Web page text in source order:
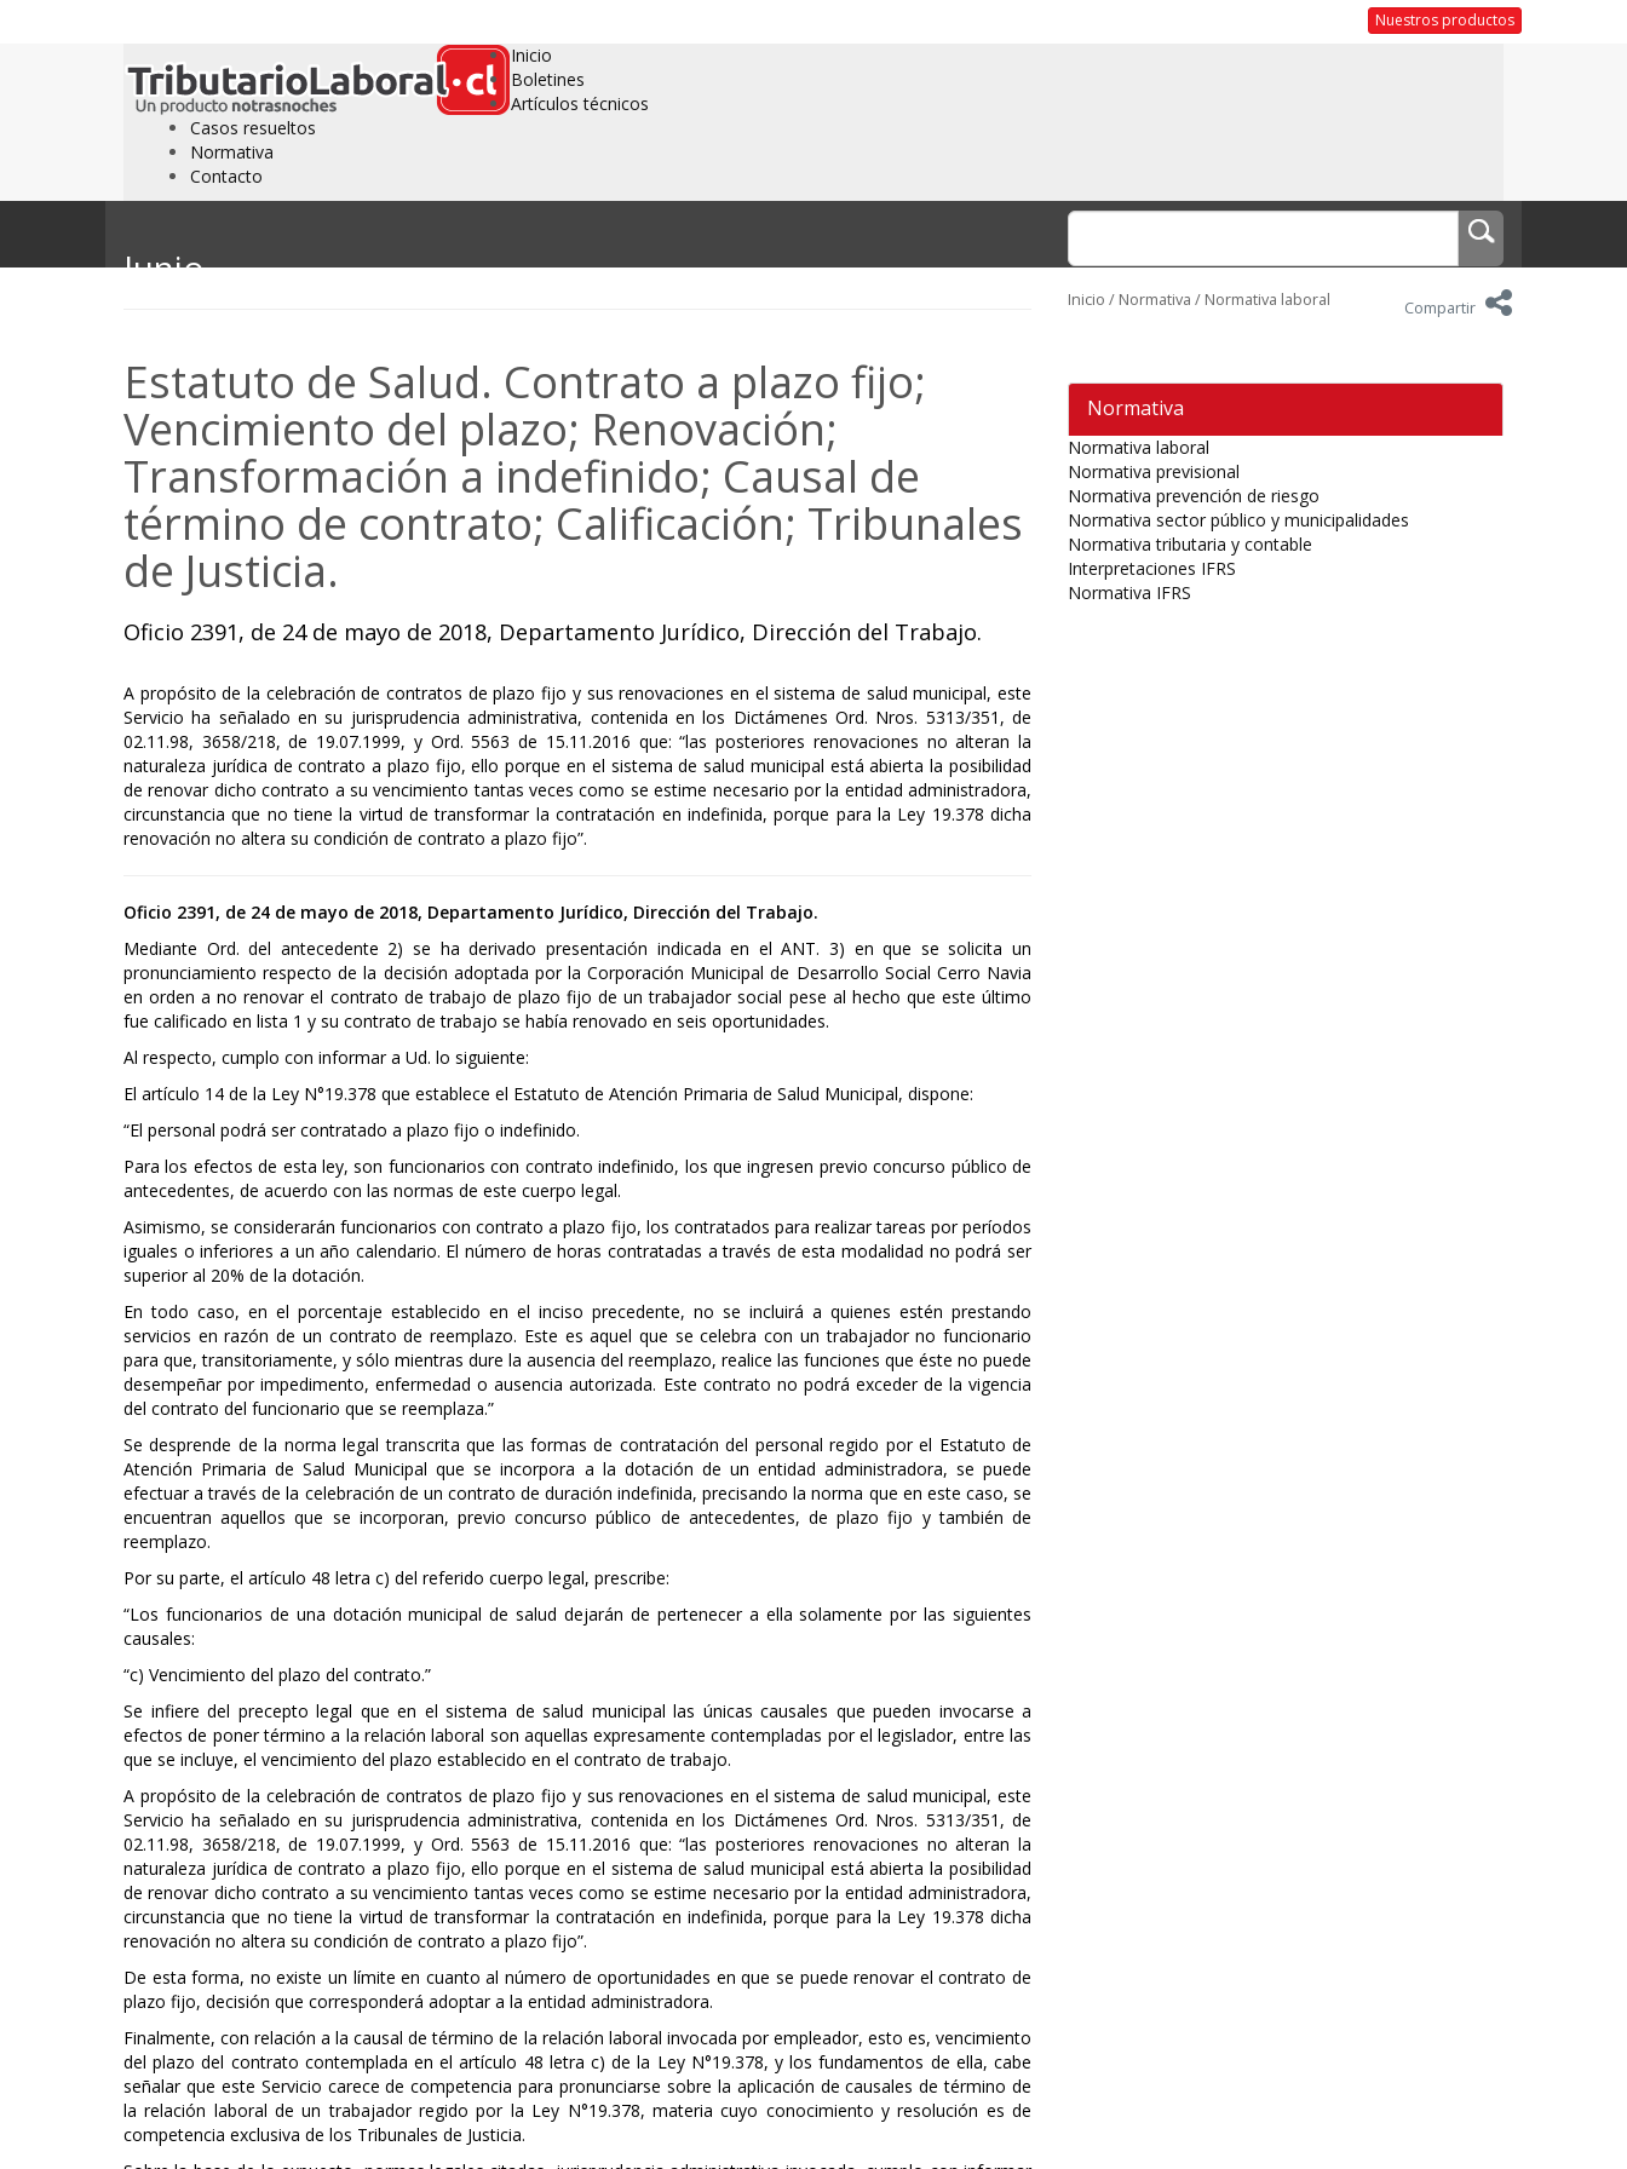
Nuestros productos
Inicio
Boletines
Artículos técnicos
Casos resueltos
Normativa
Contacto
Junio
Inicio / Normativa / Normativa laboral Compartir
Estatuto de Salud. Contrato a plazo fijo;
Vencimiento del plazo; Renovación;
Transformación a indefinido; Causal de
término de contrato; Calificación; Tribunales
de Justicia.
Oficio 2391, de 24 de mayo de 2018, Departamento Jurídico, Dirección del Trabajo.
A propósito de la celebración de contratos de plazo fijo y sus renovaciones en el sistema de salud municipal, este
Servicio ha señalado en su jurisprudencia administrativa, contenida en los Dictámenes Ord. Nros. 5313/351, de
02.11.98, 3658/218, de 19.07.1999, y Ord. 5563 de 15.11.2016 que: “las posteriores renovaciones no alteran la
naturaleza jurídica de contrato a plazo fijo, ello porque en el sistema de salud municipal está abierta la posibilidad
de renovar dicho contrato a su vencimiento tantas veces como se estime necesario por la entidad administradora,
circunstancia que no tiene la virtud de transformar la contratación en indefinida, porque para la Ley 19.378 dicha
renovación no altera su condición de contrato a plazo fijo”.
Oficio 2391, de 24 de mayo de 2018, Departamento Jurídico, Dirección del Trabajo.
Mediante Ord. del antecedente 2) se ha derivado presentación indicada en el ANT. 3) en que se solicita un
pronunciamiento respecto de la decisión adoptada por la Corporación Municipal de Desarrollo Social Cerro Navia
en orden a no renovar el contrato de trabajo de plazo fijo de un trabajador social pese al hecho que este último
fue calificado en lista 1 y su contrato de trabajo se había renovado en seis oportunidades.
Al respecto, cumplo con informar a Ud. lo siguiente:
El artículo 14 de la Ley N°19.378 que establece el Estatuto de Atención Primaria de Salud Municipal, dispone:
“El personal podrá ser contratado a plazo fijo o indefinido.
Para los efectos de esta ley, son funcionarios con contrato indefinido, los que ingresen previo concurso público de
antecedentes, de acuerdo con las normas de este cuerpo legal.
Asimismo, se considerarán funcionarios con contrato a plazo fijo, los contratados para realizar tareas por períodos
iguales o inferiores a un año calendario. El número de horas contratadas a través de esta modalidad no podrá ser
superior al 20% de la dotación.
En todo caso, en el porcentaje establecido en el inciso precedente, no se incluirá a quienes estén prestando
servicios en razón de un contrato de reemplazo. Este es aquel que se celebra con un trabajador no funcionario
para que, transitoriamente, y sólo mientras dure la ausencia del reemplazo, realice las funciones que éste no puede
desempeñar por impedimento, enfermedad o ausencia autorizada. Este contrato no podrá exceder de la vigencia
del contrato del funcionario que se reemplaza.”
Se desprende de la norma legal transcrita que las formas de contratación del personal regido por el Estatuto de
Atención Primaria de Salud Municipal que se incorpora a la dotación de un entidad administradora, se puede
efectuar a través de la celebración de un contrato de duración indefinida, precisando la norma que en este caso, se
encuentran aquellos que se incorporan, previo concurso público de antecedentes, de plazo fijo y también de
reemplazo.
Por su parte, el artículo 48 letra c) del referido cuerpo legal, prescribe:
“Los funcionarios de una dotación municipal de salud dejarán de pertenecer a ella solamente por las siguientes
causales:
“c) Vencimiento del plazo del contrato.”
Se infiere del precepto legal que en el sistema de salud municipal las únicas causales que pueden invocarse a
efectos de poner término a la relación laboral son aquellas expresamente contempladas por el legislador, entre las
que se incluye, el vencimiento del plazo establecido en el contrato de trabajo.
A propósito de la celebración de contratos de plazo fijo y sus renovaciones en el sistema de salud municipal, este
Servicio ha señalado en su jurisprudencia administrativa, contenida en los Dictámenes Ord. Nros. 5313/351, de
02.11.98, 3658/218, de 19.07.1999, y Ord. 5563 de 15.11.2016 que: “las posteriores renovaciones no alteran la
naturaleza jurídica de contrato a plazo fijo, ello porque en el sistema de salud municipal está abierta la posibilidad
de renovar dicho contrato a su vencimiento tantas veces como se estime necesario por la entidad administradora,
circunstancia que no tiene la virtud de transformar la contratación en indefinida, porque para la Ley 19.378 dicha
renovación no altera su condición de contrato a plazo fijo”.
De esta forma, no existe un límite en cuanto al número de oportunidades en que se puede renovar el contrato de
plazo fijo, decisión que corresponderá adoptar a la entidad administradora.
Finalmente, con relación a la causal de término de la relación laboral invocada por empleador, esto es, vencimiento
del plazo del contrato contemplada en el artículo 48 letra c) de la Ley N°19.378, y los fundamentos de ella, cabe
señalar que este Servicio carece de competencia para pronunciarse sobre la aplicación de causales de término de
la relación laboral de un trabajador regido por la Ley N°19.378, materia cuyo conocimiento y resolución es de
competencia exclusiva de los Tribunales de Justicia.
Normativa
Normativa laboral
Normativa previsional
Normativa prevención de riesgo
Normativa sector público y municipalidades
Normativa tributaria y contable
Interpretaciones IFRS
Normativa IFRS